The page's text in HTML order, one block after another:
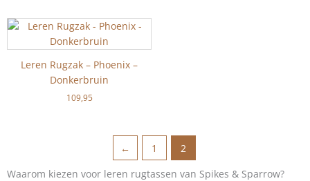
Leren Rugzak – Phoenix –
Donkerbruin
109,95
← 1
2
Waarom kiezen voor leren rugtassen van Spikes & Sparrow?